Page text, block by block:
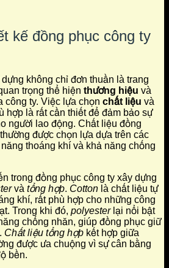
kế đồng phục công ty
không chỉ đơn thuần là trang
trọng thể hiện thương hiệu và
công ty. Việc lựa chọn chất liệu và
hợp là rất cần thiết để đảm bảo sự
người lao động. Chất liệu đồng
được chọn lựa dựa trên các
thoáng khí và khả năng chống
trong đồng phục công ty xây dựng
và tổng hợp. Cotton là chất liệu tự
khí, rất phù hợp cho những công
Trong khi đó, polyesterlại nổi bật
chống nhăn, giúp đồng phục giữ
Chất liệu tổng hợp kết hợp giữa
được ưa chuộng vì sự cân bằng
bền.